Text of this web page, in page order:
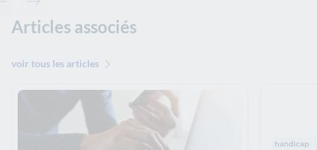
Contenu précédent - Découvrez les solutions de La Banque Postale
Contenu suivant - Découvrez les solutions de La Banque Postale
Articles associés
voir tous les articles
handicap